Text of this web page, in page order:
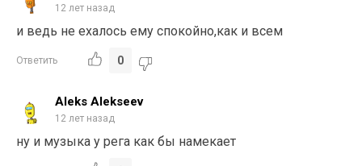
12 лет назад
и ведь не ехалось ему спокойно,как и всем
Ответить 0
Aleks Alekseev
12 лет назад
ну и музыка у рега как бы намекает